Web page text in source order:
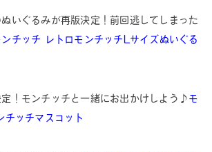
ぬいぐるみが再版決定！前回逃してしまった
ンチッチ レトロモンチッチLサイズぬいぐる
！モンチッチと一緒にお出かけしよう♪ モ
チッチマスコット